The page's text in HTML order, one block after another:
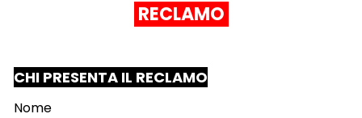
RECLAMO
CHI PRESENTA IL RECLAMO
Nome